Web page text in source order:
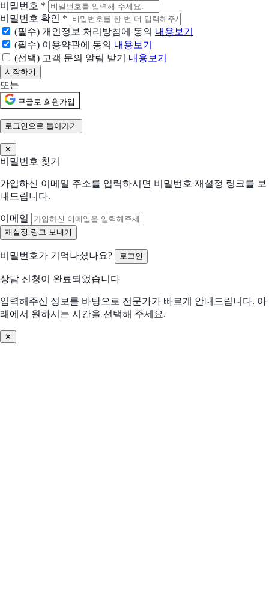
비밀번호 *
비밀번호 확인 *
(필수) 개인정보 처리방침에 동의 내용보기
(필수) 이용약관에 동의 내용보기
(선택) 고객 문의 알림 받기
내용보기
또는
구글로 회원가입
로그인으로 돌아가기
✕
비밀번호 찾기
가입하신 이메일 주소를 입력하시면 비밀번호 재설정 링크를 보
내드립니다.
이메일
비밀번호가 기억나셨나요? 로그인
상담 신청이 완료되었습니다
입력해주신 정보를 바탕으로 전문가가 빠르게 안내드립니다. 아
래에서 원하시는 시간을 선택해 주세요.
✕